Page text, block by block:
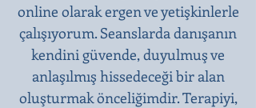
online olarak ergen ve yetişkinlerle
çalışıyorum. Seanslarda danışanın
kendini güvende, duyulmuş ve
anlaşılmış hissedeceği bir alan
oluşturmak önceliğimdir. Terapiyi,